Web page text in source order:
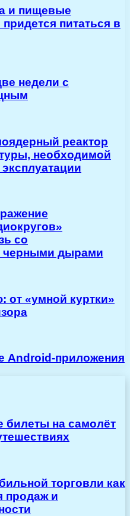
и пищевые
питаться в
недели с
реактор
необходимой
со
черными дырами
от «умной куртки»
Android-приложения
билеты на самолёт
торговли как
продаж и